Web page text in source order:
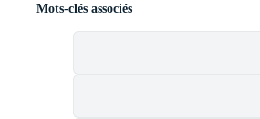
Mots-clés associés